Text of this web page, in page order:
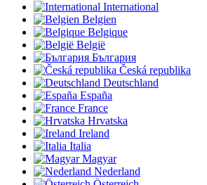
International
Belgien
Belgique
België
България
Česká republika
Deutschland
España
France
Hrvatska
Ireland
Italia
Magyar
Nederland